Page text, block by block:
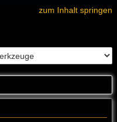
zum Inhalt springen